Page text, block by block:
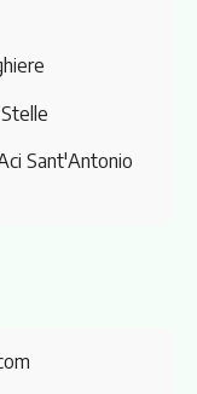
Sant'Antonio